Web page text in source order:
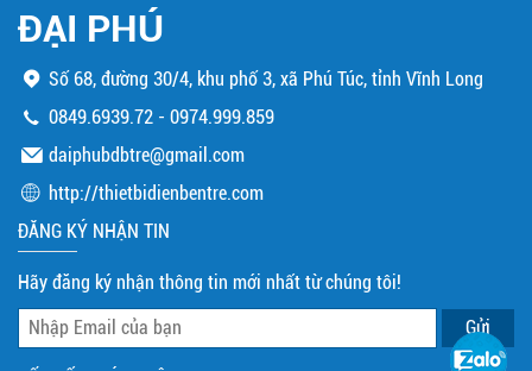
ĐẠI PHÚ
Số 68, đường 30/4, khu phố 3, xã Phú Túc, tỉnh Vĩnh Long
0849.6939.72 -0974.999.859
daiphubdbtre@gmail.com
http://thietbidienbentre.com
ĐĂNG KÝ NHẬN TIN
Hãy đăng ký nhận thông tin mới nhất từ chúng tôi!